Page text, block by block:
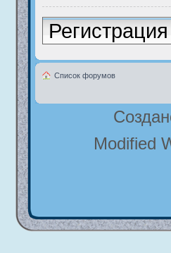
Регистрация
Список форумов
Modified